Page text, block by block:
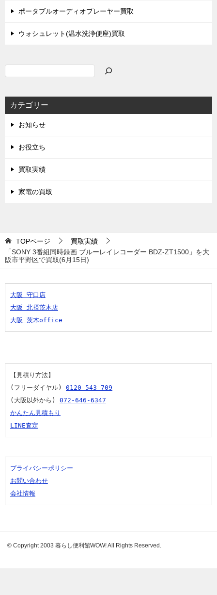
ポータブルオーディオプレーヤー買取
ウォシュレット(温水洗浄便座)買取
カテゴリー
お知らせ
お役立ち
買取実績
家電の買取
TOPページ
買取実績
「SONY 3番組同時録画 ブルーレイレコーダー BDZ-ZT1500」を大
阪市平野区で買取(6月15日)
大阪 守口店
大阪 北摂茨木店
大阪 茨木office
【見積り方法】
(フリーダイヤル) 0120-543-709
(大阪以外から) 072-646-6347
かんたん見積もり
LINE査定
プライバシーポリシー
お問い合わせ
会社情報
© Copyright 2003 暮らし便利館WOW! All Rights Reserved.